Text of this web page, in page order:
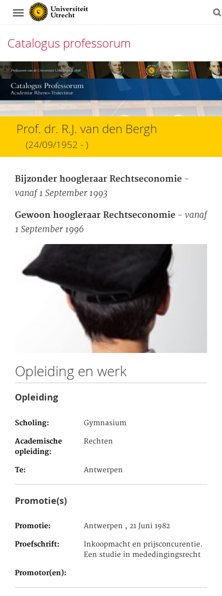
Navigation
Catalogus professorum
Direct
naar
het
inhoud
Prof. dr. R.J. van den Bergh
(24/09/1952 - )
Bijzonder hoogleraar Rechtseconomie -
vanaf 1 September 1993
Gewoon hoogleraar Rechtseconomie - vanaf
1 September 1996
Opleiding en werk
Opleiding
Scholing Gymnasium
Academische
opleiding
Rechten
Te Antwerpen
Promotie(s)
Promotie Antwerpen , 21 Juni 1982
Proefschrift
Inkoopmacht en prijsconcurentie.
Een studie in mededingingsrecht
Promotor(en)